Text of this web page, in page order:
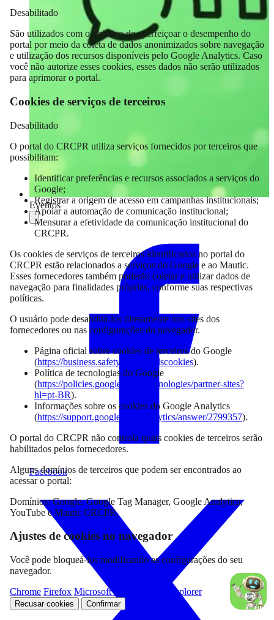
Eventos
Compartilhar
Facebook
Desabilitado
São utilizados com o objetivo de aperfeiçoar o desempenho do
portal por meio da coleta de dados anonimizados sobre navegação
e utilização dos recursos disponíveis pelo Google Analytics. Caso
você não autorize esses cookies, esses dados não serão utilizados
para aprimorar o portal.
Cookies de serviços de terceiros
Desabilitado
O portal do CRCPR utiliza serviços fornecidos por terceiros que
possibilitam:
Identificar preferências e recursos associados a serviços do
Google;
Registrar a origem de acesso em campanhas institucionais;
Apoiar a automação de comunicação institucional;
Mensurar a efetividade da comunicação institucional do
CRCPR.
Os cookies de serviços de terceiros identificados no portal do
CRCPR estão relacionados a serviços do Google e ao Mautic.
Esses fornecedores também poderão coletar e utilizar dados de
navegação para finalidades próprias, conforme suas respectivas
políticas.
O usuário pode desabilitá-los diretamente nos sites dos
fornecedores ou nas configurações do navegador.
Página oficial sobre cookies de terceiros do Google
(https://business.safety.google/adscookies).
Política de tecnologias do Google
(https://policies.google.com/technologies/partner-sites?
hl=pt-BR).
Informações sobre os cookies do Google Analytics
(https://support.google.com/analytics/answer/2799357).
O portal do CRCPR não controla quais cookies de terceiros serão
habilitados pelos fornecedores.
Alguns domínios de terceiros que podem ser encontrados ao
acessar o portal:
Domínios: Google, Google Tag Manager, Google Analytics,
YouTube e Mautic CRCPR.
Ajustes de cookies no navegador
Você pode bloqueá-los modificando as configurações do seu
navegador.
Chrome Firefox Microsoft Edge Internet Explorer
Recusar cookies Confirmar